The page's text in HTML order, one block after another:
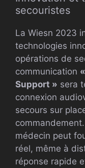
secouristes
La Wiesn 2023
technologies
opérations de
communication
Support » sera
connexion
secours sur
médecin peut
réel, même à
réponse rapide